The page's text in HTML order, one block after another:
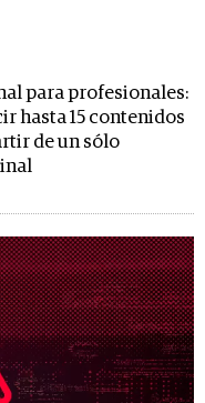
para profesionales:
hasta 15 contenidos
de un sólo